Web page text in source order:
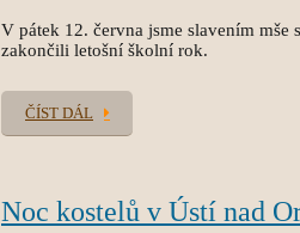
V pátek 12. června jsme slavením mše
zakončili letošní školní rok.
ČÍST DÁL
Noc kostelů v Ústí nad